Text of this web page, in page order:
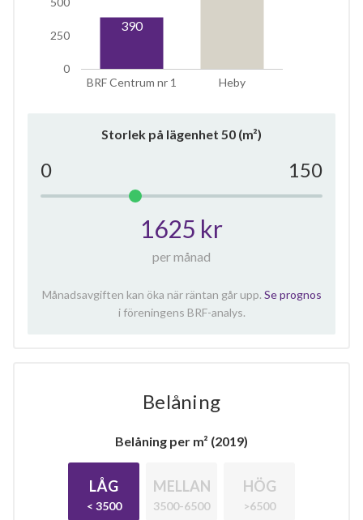
BRF Centrum nr 1 Heby
0
250
390
Storlek på lägenhet 50 (m²)
0 150
1625 kr
per månad
Månadsavgiften kan öka när räntan går upp. Se prognos
i föreningens BRF-analys.
Belåning
Belåning per m² (2019)
LÅG
< 3500
MELLAN
3500-6500
HÖG
>6500